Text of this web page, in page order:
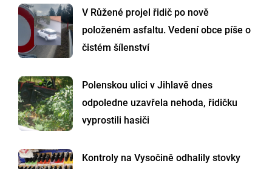
V Růžené projel řidič po nově
položeném asfaltu. Vedení obce píše o
čistém šílenství
Polenskou ulici v Jihlavě dnes
odpoledne uzavřela nehoda, řidičku
vyprostili hasiči
Kontroly na Vysočině odhalily stovky